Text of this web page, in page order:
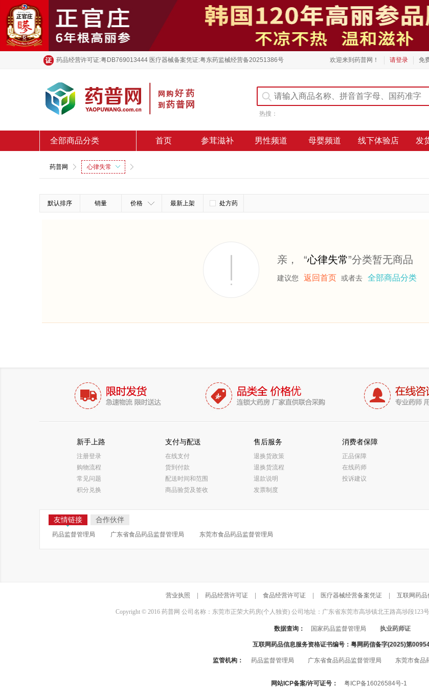
药品经营许可证:粤DB769013444 医疗器械备案凭证:粤东药监械经营备20251386号 欢迎来到药普网！ 请登录 免
热搜：
全部商品分类 首页 参茸滋补 男性频道 母婴频道 线下体验店 发
药普网 心律失常
默认排序 销量 价格 最新上架 处方药
亲， “心律失常”分类暂无商品
建议您 返回首页 或者去 全部商品分类
新手上路
注册登录
购物流程
常见问题
积分兑换
支付与配送
在线支付
货到付款
配送时间和范围
商品验货及签收
售后服务
退换货政策
退换货流程
退款说明
发票制度
消费者保障
正品保障
在线药师
投诉建议
友情链接 合作伙伴
药品监督管理局 广东省食品药品监督管理局 东莞市食品药品监督管理局
营业执照 药品经营许可证 食品经营许可证 医疗器械经营备案凭证 互联网药品
Copyright © 2016 药普网 公司名称：东莞市正荣大药房(个人独资) 公司地址：广东省东莞市高埗镇北王路高埗段123号
数据查询： 国家药品监督管理局 执业药师证
互联网药品信息服务资格证书编号： 粤网药信备字(2025)第
监管机构： 药品监督管理局 广东省食品药品监督管理局 东莞市食品
网站ICP备案/许可证号： 粤ICP备16026584号-1